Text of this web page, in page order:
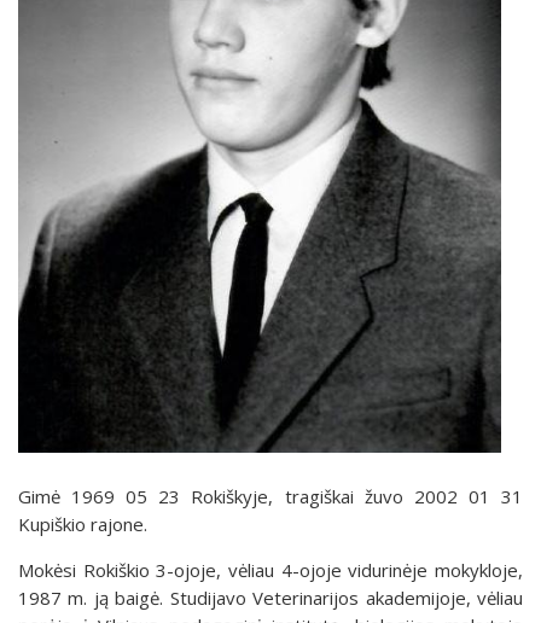
Gimė 1969 05 23 Rokiškyje, tragiškai žuvo 2002 01 31
Kupiškio rajone.
Mokėsi Rokiškio 3-ojoje, vėliau 4-ojoje vidurinėje mokykloje,
1987 m. ją baigė. Studijavo Veterinarijos akademijoje, vėliau